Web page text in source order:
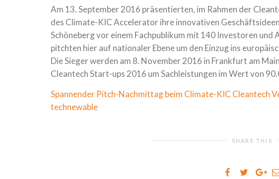
Am 13. September 2016 präsentierten, im Rahmen der
des Climate-KIC Accelerator ihre innovativen
Schöneberg vor einem Fachpublikum mit 140 Investoren und
pitchten hier auf nationaler Ebene um den Einzug ins
Die Sieger werden am 8. November 2016 in Frankfurt am
Cleantech Start-ups 2016 um Sachleistungen im Wert von
Spannender Pitch-Nachmittag beim Climate-KIC Cleantech
technewable
SHARE THIS